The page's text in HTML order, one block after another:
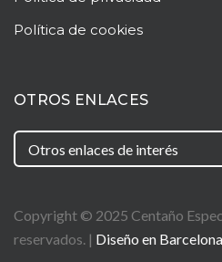
Política de cookies
OTROS ENLACES
Copyright © 2025 Centaño
reservados. | Diseño en Barcelona